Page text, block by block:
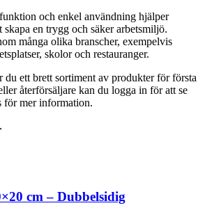
och enkel användning hjälper
en trygg och säker arbetsmiljö.
många olika branscher, exempelvis
skolor och restauranger.
du ett brett sortiment av produkter för första
återförsäljare kan du logga in för att se
för mer information.
cm – Dubbelsidig